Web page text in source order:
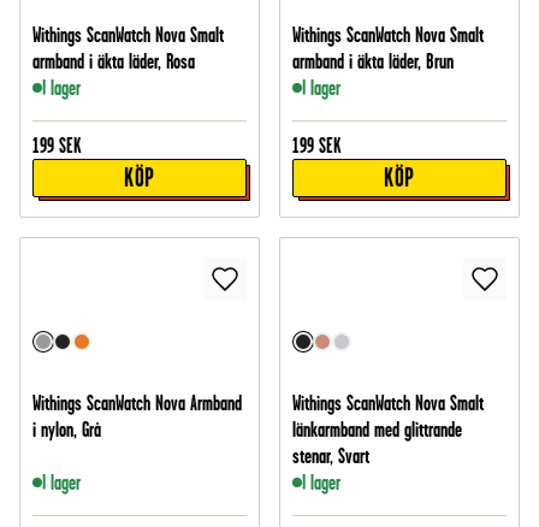
Withings ScanWatch Nova Smalt
armband i äkta läder, Rosa
I lager
199 SEK
KÖP
Withings ScanWatch Nova Smalt
armband i äkta läder, Brun
I lager
199 SEK
KÖP
Withings ScanWatch Nova Armband
i nylon, Grå
I lager
Withings ScanWatch Nova Smalt
länkarmband med glittrande
stenar, Svart
I lager